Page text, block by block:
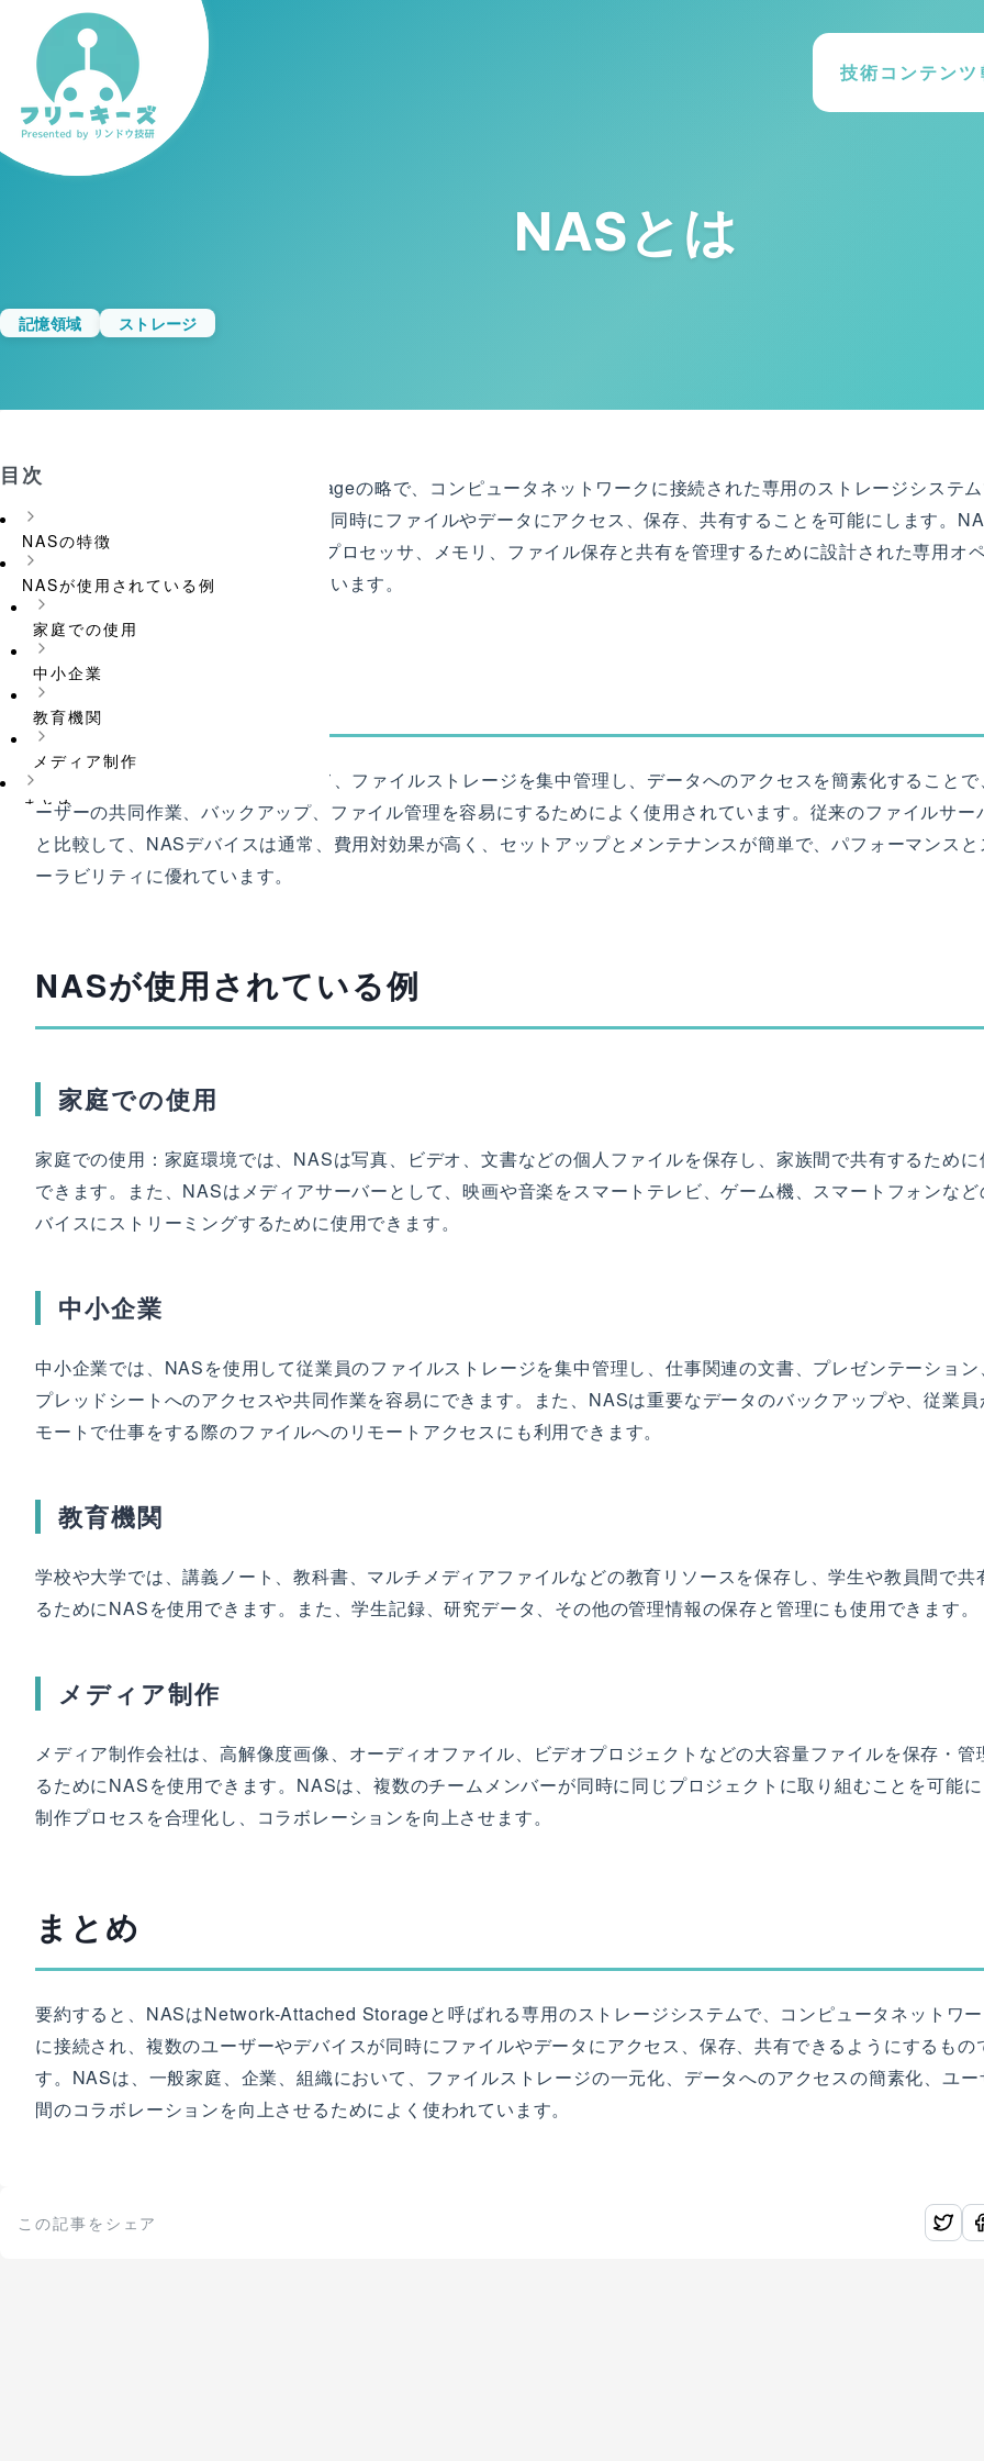
技術コンテンツ
NASとは
記憶領域 ストレージ
NASとは、Network-Attached Storageの略で、コンピュータネットワークに接続された専用のストレージシステ
あり、複数のユーザーやデバイスが同時にファイルやデータにアクセス、保存、共有することを可能にします。
通常、1台以上のハードディスク、プロセッサ、メモリ、ファイル保存と共有を管理するために設計された専用オ
ーティング・システムで構成されています。
NASの特徴
NASは、家庭、企業、組織において、ファイルストレージを集中管理し、データへのアクセスを簡素化することで
ーザーの共同作業、バックアップ、ファイル管理を容易にするためによく使用されています。従来のファイルサー
と比較して、NASデバイスは通常、費用対効果が高く、セットアップとメンテナンスが簡単で、パフォーマンスと
ーラビリティに優れています。
NASが使用されている例
家庭での使用
家庭での使用：家庭環境では、NASは写真、ビデオ、文書などの個人ファイルを保存し、家族間で共有するために
できます。また、NASはメディアサーバーとして、映画や音楽をスマートテレビ、ゲーム機、スマートフォンなど
バイスにストリーミングするために使用できます。
中小企業
中小企業では、NASを使用して従業員のファイルストレージを集中管理し、仕事関連の文書、プレゼンテーション
プレッドシートへのアクセスや共同作業を容易にできます。また、NASは重要なデータのバックアップや、従業員
モートで仕事をする際のファイルへのリモートアクセスにも利用できます。
教育機関
学校や大学では、講義ノート、教科書、マルチメディアファイルなどの教育リソースを保存し、学生や教員間で共
るためにNASを使用できます。また、学生記録、研究データ、その他の管理情報の保存と管理にも使用できます。
メディア制作
メディア制作会社は、高解像度画像、オーディオファイル、ビデオプロジェクトなどの大容量ファイルを保存・管
るためにNASを使用できます。NASは、複数のチームメンバーが同時に同じプロジェクトに取り組むことを可能に
制作プロセスを合理化し、コラボレーションを向上させます。
まとめ
要約すると、NASはNetwork-Attached Storageと呼ばれる専用のストレージシステムで、コンピュータネットワー
に接続され、複数のユーザーやデバイスが同時にファイルやデータにアクセス、保存、共有できるようにするもの
す。NASは、一般家庭、企業、組織において、ファイルストレージの一元化、データへのアクセスの簡素化、ユー
間のコラボレーションを向上させるためによく使われています。
この記事をシェア
目次
NASの特徴
NASが使用されている例
家庭での使用
中小企業
教育機関
メディア制作
まとめ